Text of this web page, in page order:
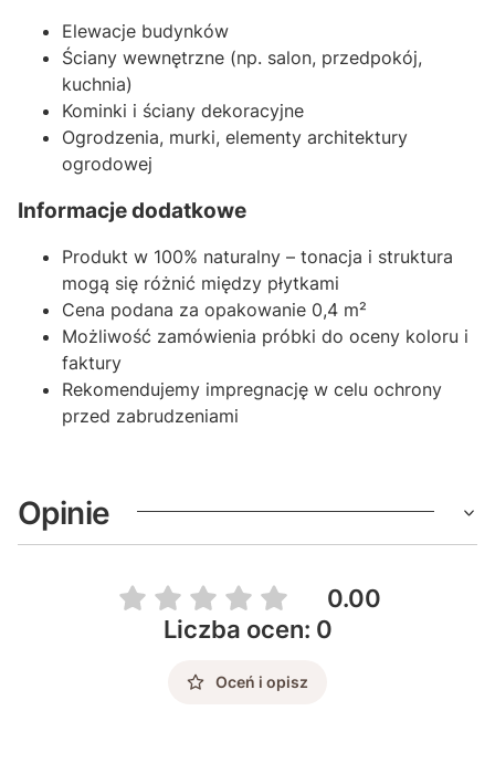
Elewacje budynków
Ściany wewnętrzne (np. salon, przedpokój,
kuchnia)
Kominki i ściany dekoracyjne
Ogrodzenia, murki, elementy architektury
ogrodowej
Informacje dodatkowe
Produkt w 100% naturalny – tonacja i struktura
mogą się różnić między płytkami
Cena podana za opakowanie 0,4 m²
Możliwość zamówienia próbki do oceny koloru i
faktury
Rekomendujemy impregnację w celu ochrony
przed zabrudzeniami
Opinie
0.00
Liczba ocen: 0
Oceń i opisz